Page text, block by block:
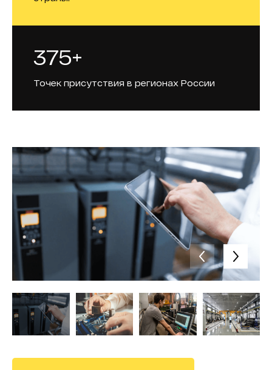
375+
Точек присутствия в регионах России